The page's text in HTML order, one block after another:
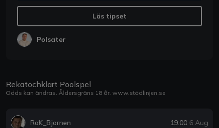
Läs tipset
Polsater
Rekatochklart Poolspel
Odds kan ändras. Åldersgräns 18 år. www.stödlinjen.se
RoK_Bjornen 19:00 6 Aug